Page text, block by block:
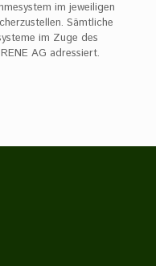
im jeweiligen
Sämtliche
im Zuge des
AG adressiert.